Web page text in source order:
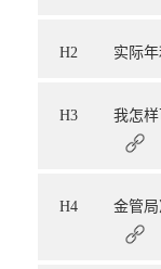
H2 实际
H3 我怎样
H4 金管局